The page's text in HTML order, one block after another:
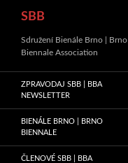
SBB
Sdružení Bienále Brno | Brno
Biennale Association
ZPRAVODAJ SBB | BBA
NEWSLETTER
BIENÁLE BRNO | BRNO
BIENNALE
ČLENOVÉ SBB | BBA